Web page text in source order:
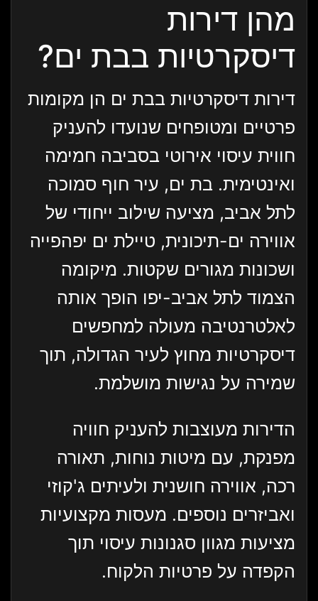
מהן דירות
דיסקרטיות בבת ים?
דירות דיסקרטיות בבת ים הן מקומות
פרטיים ומטופחים שנועדו להעניק
חווית עיסוי אירוטי בסביבה חמימה
ואינטימית. בת ים, עיר חוף סמוכה
לתל אביב, מציעה שילוב ייחודי של
אווירה ים-תיכונית, טיילת ים יפהפייה
ושכונות מגורים שקטות. מיקומה
הצמוד לתל אביב-יפו הופך אותה
לאלטרנטיבה מעולה למחפשים
דיסקרטיות מחוץ לעיר הגדולה, תוך
שמירה על נגישות מושלמת.
הדירות מעוצבות להעניק חוויה
מפנקת, עם מיטות נוחות, תאורה
רכה, אווירה חושנית ולעיתים ג'קוזי
ואביזרים נוספים. מעסות מקצועיות
מציעות מגוון סגנונות עיסוי תוך
הקפדה על פרטיות הלקוח.